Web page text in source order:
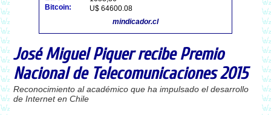
Bitcoin:
U$ 64600.08
mindicador.cl
José Miguel Piquer recibe Premio
Nacional de Telecomunicaciones 2015
Reconocimiento al académico que ha impulsado el desarrollo
de Internet en Chile